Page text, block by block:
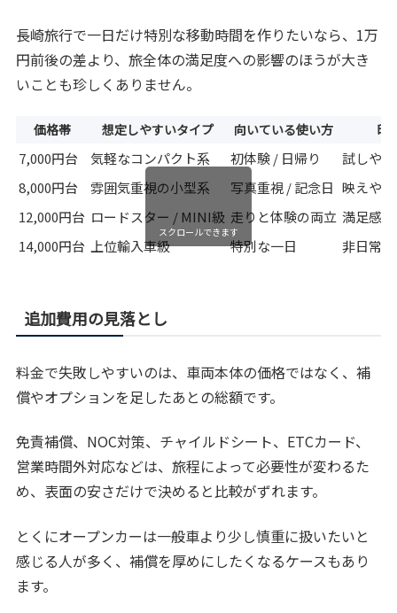
長崎旅行で一日だけ特別な移動時間を作りたいなら、1万
円前後の差より、旅全体の満足度への影響のほうが大き
いことも珍しくありません。
価格帯 想定しやすいタイプ 向いている使い方 印
7,000円台 気軽なコンパクト系 初体験 / 日帰り
試しや
8,000円台
雰囲気重視の小型系 写真重視 / 記念日 映えや
12,000円台 ロードスター / MINI級 走りと体験の両立 満足感
14,000円台 上位輸入車級 特別な一日 非日常
スクロールできます
追加費用の見落とし
料金で失敗しやすいのは、車両本体の価格ではなく、補
償やオプションを足したあとの総額です。
免責補償、NOC対策、チャイルドシート、ETCカード、
営業時間外対応などは、旅程によって必要性が変わるた
め、表面の安さだけで決めると比較がずれます。
とくにオープンカーは一般車より少し慎重に扱いたいと
感じる人が多く、補償を厚めにしたくなるケースもあり
ます。